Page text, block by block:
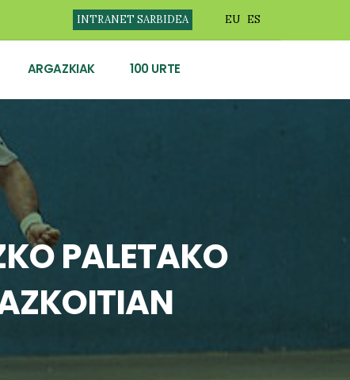
INTRANET SARBIDEA EU ES
ARGAZKIAK 100 URTE
PALETAKO